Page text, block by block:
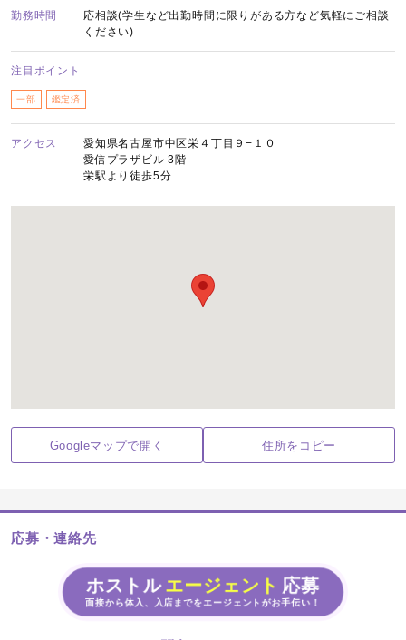
勤務時間
応相談(学生など出勤時間に限りがある方など気軽にご相談
ください)
注目ポイント
一部 鑑定済
アクセス
愛知県名古屋市中区栄４丁目９−１０
愛信プラザビル 3階
栄駅より徒歩5分
Googleマップで開く 住所をコピー
応募・連絡先
ホストル エージェント 応募
面接から体入、入店までをエージェントがお手伝い！